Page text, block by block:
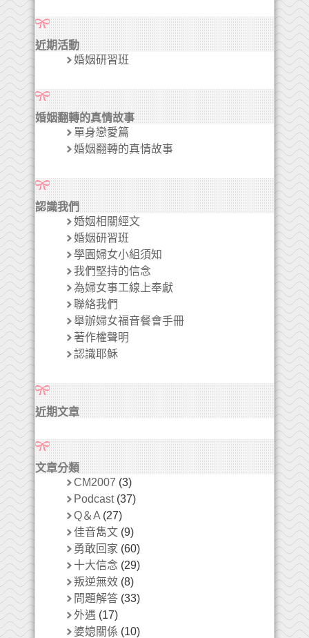
近期活動
婚姻研習班
婚姻翻轉的真情故事
單身戀愛篇
婚姻翻轉的真情故事
認識我們
婚姻相關經文
婚姻研習班
學園婦女小組須知
我們堅持的信念
為婦女事工線上奉獻
聯絡我們
舉辦婦女福音餐會手冊
著作權聲明
認識耶穌
近期文章
文章分類
CM2007 (3)
Podcast(37)
Q＆A (27)
佳音雋文 (9)
勇敢回家 (60)
十大信念 (29)
叛逆無效 (8)
問題解答 (33)
外遇 (17)
婆媳關係 (10)